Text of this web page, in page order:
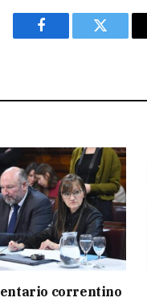
Facebook Twitter
correntino